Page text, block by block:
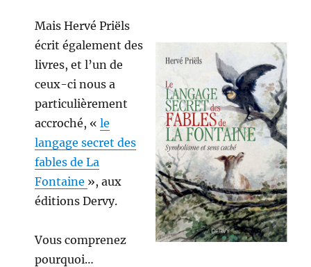
Mais Hervé Priëls
écrit également des
livres, et l’un de
ceux-ci nous a
particulièrement
accroché, « le
langage secret des
fables de La
Fontaine », aux
éditions Dervy.
Vous comprenez
pourquoi…